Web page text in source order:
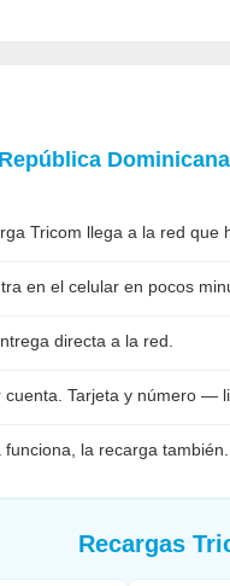
Tricom llega a la red que
en el celular en pocos
directa a la red.
cuenta. Tarjeta y número —
funciona, la recarga también.
Recargas